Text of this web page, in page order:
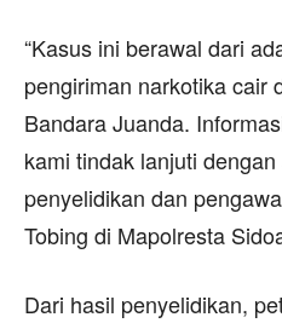
“Kasus ini berawal dari
pengiriman narkotika cair
Bandara Juanda.
kami tindak lanjuti
penyelidikan dan
Tobing di Mapolresta
Dari hasil penyelidikan,